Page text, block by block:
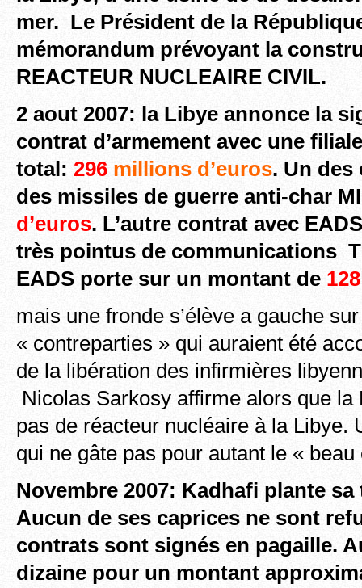
mer. Le Président de la
mémorandum prévoyant la
REACTEUR NUCLEAIRE CIVIL.
2 aout 2007: la Libye annonce la
contrat d’armement avec une
total: 296 millions d’euros. Un des
des missiles de guerre anti-char
d’euros. L’autre contrat avec
très pointus de communications
EADS porte sur un montant de
mais une fronde s’élève a gauche
« contreparties » qui auraient été
de la libération des infirmières
Nicolas Sarkosy affirme alors que la
pas de réacteur nucléaire à la Libye.
qui ne gâte pas pour autant le « beau
Novembre 2007: Kadhafi plante sa
Aucun de ses caprices ne sont
contrats sont signés en pagaille.
dizaine pour un montant